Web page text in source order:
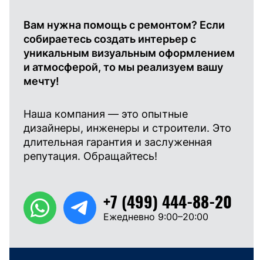
Вам нужна помощь с ремонтом? Если
собираетесь создать интерьер с
уникальным визуальным оформлением
и атмосферой, то мы реализуем вашу
мечту!
Наша компания — это опытные
дизайнеры, инженеры и строители. Это
длительная гарантия и заслуженная
репутация. Обращайтесь!
+7 (499) 444-88-20
Ежедневно 9:00–20:00